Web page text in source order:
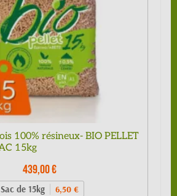
100% résineux- BIO PELLET
15kg
439,00 €
Sac de 15kg 6,50 €